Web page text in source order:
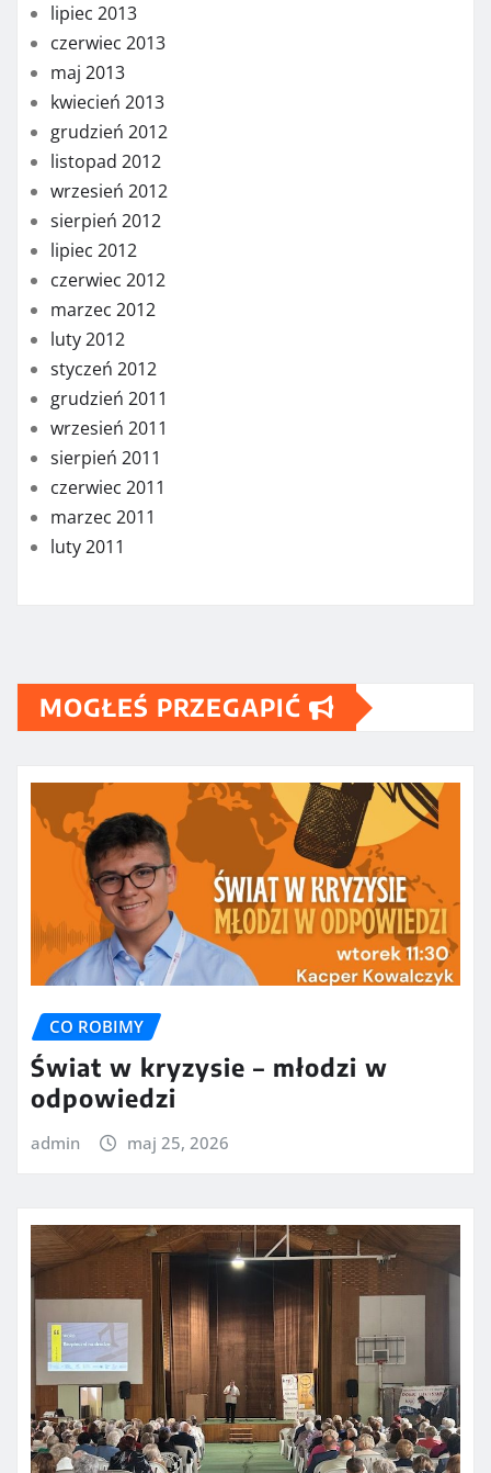
lipiec 2013
czerwiec 2013
maj 2013
kwiecień 2013
grudzień 2012
listopad 2012
wrzesień 2012
sierpień 2012
lipiec 2012
czerwiec 2012
marzec 2012
luty 2012
styczeń 2012
grudzień 2011
wrzesień 2011
sierpień 2011
czerwiec 2011
marzec 2011
luty 2011
MOGŁEŚ PRZEGAPIĆ
CO ROBIMY
Świat w kryzysie – młodzi w
odpowiedzi
admin maj 25, 2026